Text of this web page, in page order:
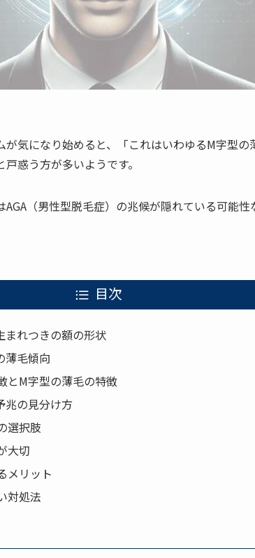
気になり始めると、「これはいわゆるM字型の
惑う方が多いようです。
（男性型脱毛症）の兆候が隠れている可能性
目次
まれつきの額の形状
薄毛傾向
とM字型の薄毛の特徴
兆の見分け方
選択肢
大切
メリット
対処法